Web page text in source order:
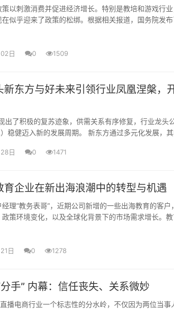
以刺激消费并促进经济增长。特别是教培和游戏行
似乎迎来了政策的松绑。根据相关报道，国务院发布
日 0 1509
东方与好未来引领行业凤凰涅槃，
出了积极的复苏迹象，供需关系有序修复，行业龙头
稳健迈入新的发展周期。 新东方通过多元化发展，其
水....
日 0 1471
育企业在新出海浪潮中的转型与机遇
理“教务表哥”，近期公司新增的一些出海教育的客户
策环境变化，以及全球化背景下的市场需求增长。教
日 0 1278
手” 内幕：信任丧失、关系微妙
播电商行业一个标志性的分水岭，不仅因为两位当事